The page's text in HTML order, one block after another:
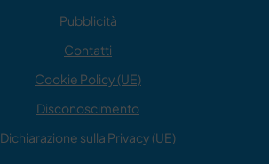
Pubblicità
Contatti
Cookie Policy (UE)
Disconoscimento
Dichiarazione sulla Privacy (UE)